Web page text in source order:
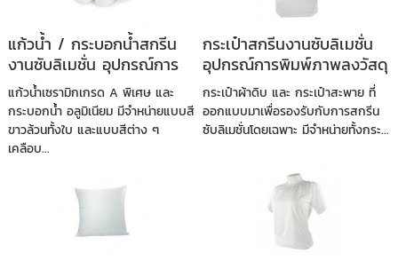
แก้วน้ำ / กระบอกน้ำสกรีน
งานซับลิเมชั่น อุปกรณ์การ
พิมพ์ภาพลงวัสดุ
แก้วน้ำเซรามิกเกรด A พิเศษ และ
กระบอกน้ำ อลูมิเนียม มีจำหน่ายแบบสี
ขาวล้วนทั้งใบ และแบบสีต่าง ๆ
เคลือบ...
กระเป๋าสกรีนงานซับลิเมชั่น
อุปกรณ์การพิมพ์ภาพลงวัสดุ
กระเป๋าผ้าดิบ และ กระเป๋าสะพาย ที่
ออกแบบมาเพื่อรองรับกับการสกรีน
ซับลิเมชั่นโดยเฉพาะ มีจำหน่ายทั้งกระ...